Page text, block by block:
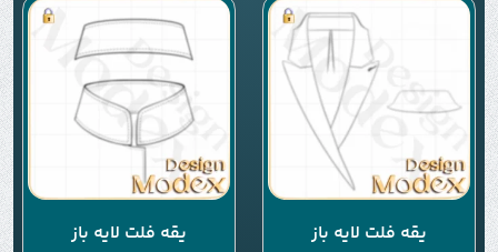
یقه فلت لایه باز
یقه فلت لایه باز